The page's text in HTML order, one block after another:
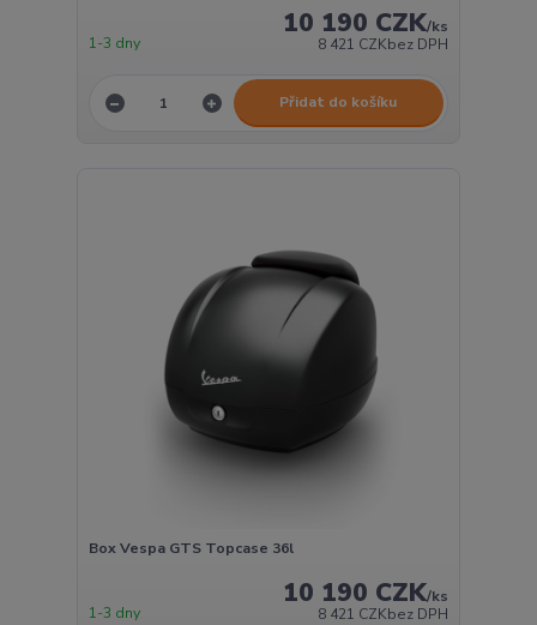
10 190 CZK/ks
8 421 CZKbez DPH
1-3 dny
Přidat do košíku
Box Vespa GTS Topcase 36l
10 190 CZK/ks
8 421 CZKbez DPH
1-3 dny